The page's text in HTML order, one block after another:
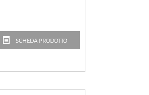
SCHEDA PRODOTTO